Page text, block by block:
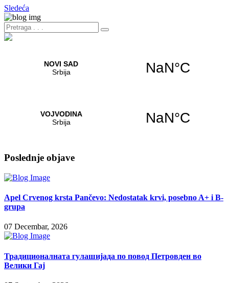
Sledeća
Poslednje objave
Apel Crvenog krsta Pančevo: Nedostatak krvi, posebno A+ i B-
grupa
07 Decembar, 2026
Традиционалната гулашијада по повод Петровден во
Велики Гај